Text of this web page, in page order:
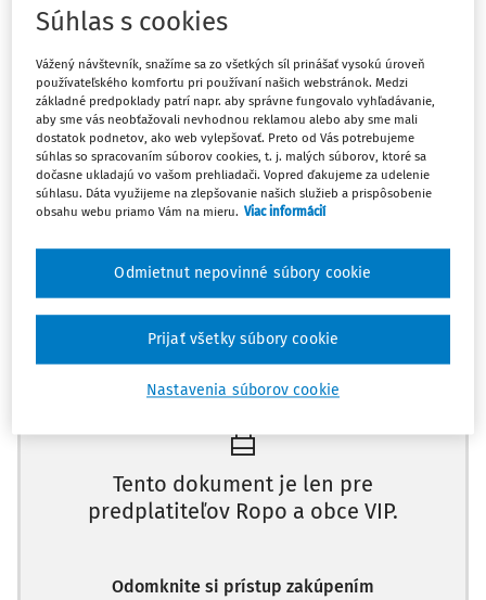
mesiacov), ak je plnenie služby nastavené na dlhšiu
definície preddavku. V publikácii Zákon o rozpočtových
pravidlách verejnej správy Komentár (Harušťáková, 2016)
autorka tvrdí, že poskytnutie vo výške 100 % záväzku
pred uskutočnením plnenia nie je preddavkom. V danom
prípade vraj nie je následne čo zúčtovať, nakoľko
zúčtovacia faktúra je vystavená na 0 € a nemožno teda
hovoriť o preddavku. Stotožňujete sa s daným názorom?
Máte predplatné? Prihláste sa
Tento dokument je len pre
predplatiteľov Ropo a obce VIP.
Odomknite si prístup zakúpením
Súhlas s cookies
Vážený návštevník, snažíme sa zo všetkých síl prinášať vysokú úroveň
používateľského komfortu pri používaní našich webstránok. Medzi
základné predpoklady patrí napr. aby správne fungovalo vyhľadávanie,
aby sme vás neobťažovali nevhodnou reklamou alebo aby sme mali
dostatok podnetov, ako web vylepšovať. Preto od Vás potrebujeme
súhlas so spracovaním súborov cookies, t. j. malých súborov, ktoré sa
dočasne ukladajú vo vašom prehliadači. Vopred ďakujeme za udelenie
súhlasu. Dáta využijeme na zlepšovanie našich služieb a prispôsobenie
obsahu webu priamo Vám na mieru. Viac informácií
Nastavenia súborov cookie
Odmietnut nepovinné súbory cookie
Prijať všetky súbory cookie